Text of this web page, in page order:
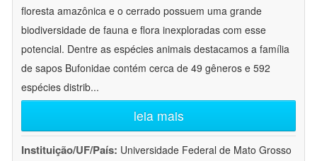
floresta amazônica e o cerrado possuem uma grande
biodiversidade de fauna e flora inexploradas com esse
potencial. Dentre as espécies animais destacamos a família
de sapos Bufonidae contém cerca de 49 gêneros e 592
espécies distrib...
leia mais
Instituição/UF/País: Universidade Federal de Mato Grosso